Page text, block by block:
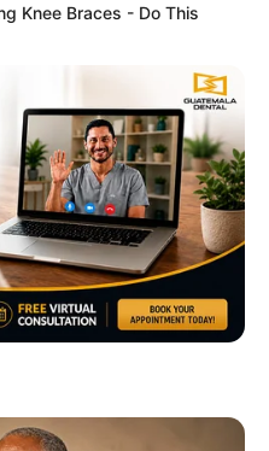
วังอะไรไว้เป็นต้องพลาด
ทุกสิ่งทุกอย่างพลิกล็อคได้
มรสุมของการเปลี่ยนแปลง
จกล้ามั่นใจ แล้วทุกอย่างจะ
ย ถูกตำหนิ คะแนนถดถอย
ดียวทำคนเดียวไม่ดี ต้องหา
ป็นส่วนใหญ่ มีเรื่องต้องจ่าย
ให้ใครหยิบยืมถูกชักดาบ
กไม่ค่อยเข้าใจ ทำให้ช่วงนี้
มมีปากเสียงกันสูง ส่วนคน
ะดุดรัก
Knee Braces - Do This